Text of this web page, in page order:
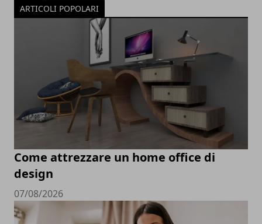
ARTICOLI POPOLARI
Come attrezzare un home office di
design
07/08/2026